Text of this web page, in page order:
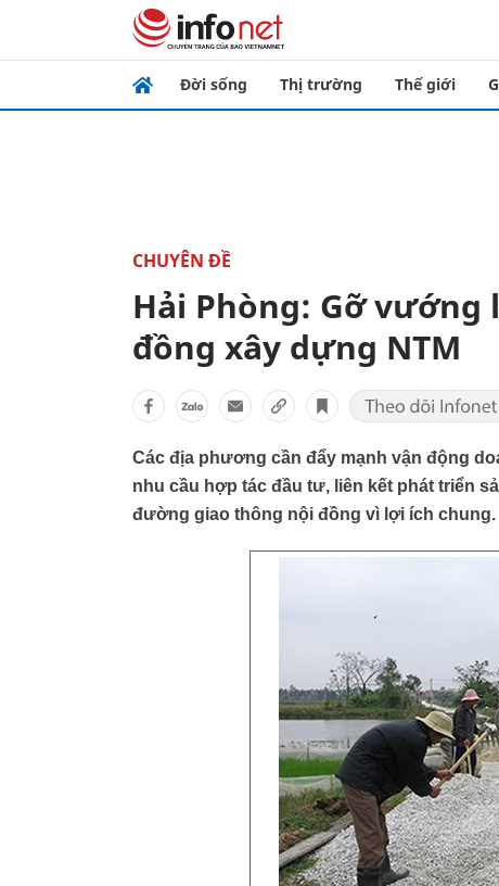
Đời sống Thị trường Thế giới
CHUYÊN ĐỀ
Hải Phòng: Gỡ
đồng xây dựng NTM
Các địa phương cần đẩy mạnh vận động
nhu cầu hợp tác đầu tư, liên kết phát triển
đường giao thông nội đồng vì lợi ích chung.